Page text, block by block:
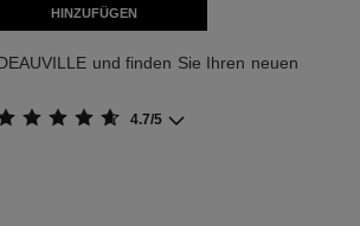
HINZUFÜGEN
und finden Sie Ihren neuen
4.7/5